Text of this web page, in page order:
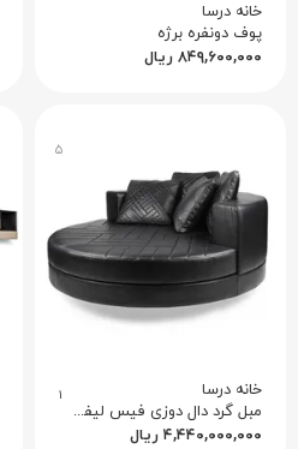
خانه درسا
پوف دونفره برژه
۸۴۹,۶۰۰,۰۰۰ ریال
۵
خانه درسا ۱
مبل گرد دال دوزی فیس لیفت جسارت
۴,۴۴۰,۰۰۰,۰۰۰ ریال